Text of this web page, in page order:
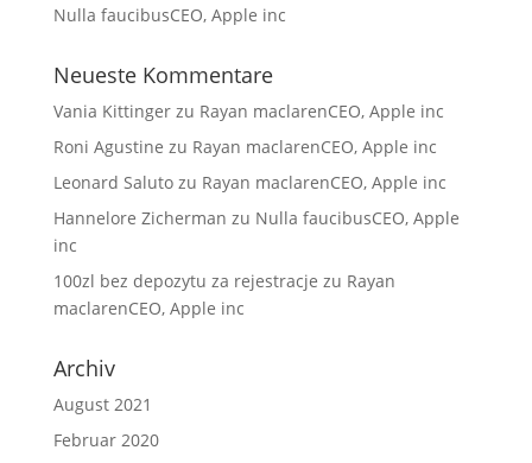
Nulla faucibusCEO, Apple inc
Neueste Kommentare
Vania Kittingerzu Rayan maclarenCEO, Apple inc
Roni Agustine zu Rayan maclarenCEO, Apple inc
Leonard Salutozu Rayan maclarenCEO, Apple inc
Hannelore Zicherman zu Nulla faucibusCEO, Apple
inc
100zl bez depozytu za rejestracje zu Rayan
maclarenCEO, Apple inc
Archiv
August 2021
Februar 2020